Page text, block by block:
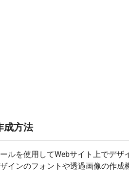
成方法
ルを使用してWebサイト上でデザ
インのフォントや透過画像の作成